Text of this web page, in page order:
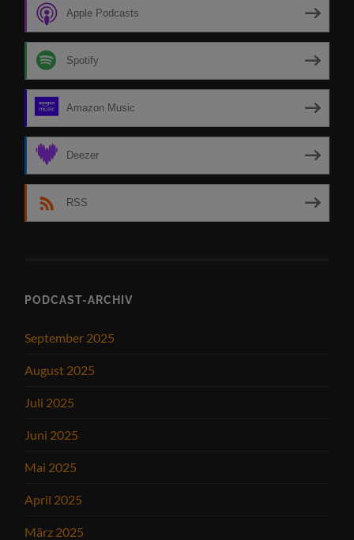
Apple Podcasts
Spotify
Amazon Music
Deezer
RSS
PODCAST-ARCHIV
September 2025
August 2025
Juli 2025
Juni 2025
Mai 2025
April 2025
März 2025